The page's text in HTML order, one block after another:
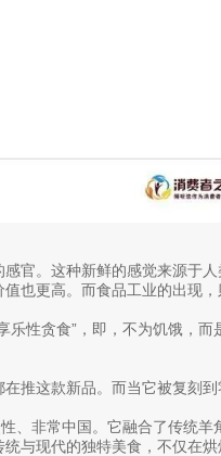
官。这种新鲜的感觉来源于
也更高。而食品工业的出现
乐性贪食”，即，不为饥饿，而
推这款新品。而当它被复刻
、非常中国。它融合了传统羊
与现代的独特美食，不仅在烘